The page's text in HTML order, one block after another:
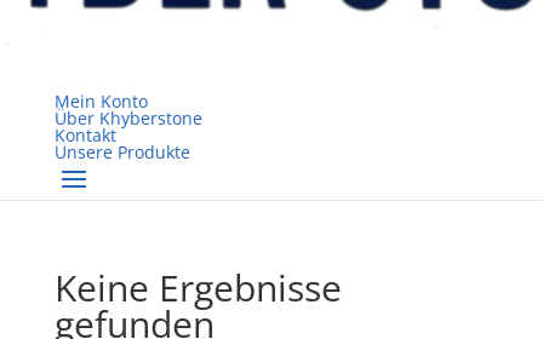
Mein Konto
Über Khyberstone
Kontakt
Unsere Produkte
Keine Ergebnisse
gefunden